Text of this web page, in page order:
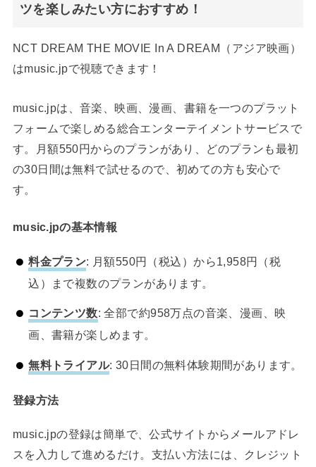
ツを楽しみたい方におすすめ！
NCT DREAM THE MOVIE In A DREAM（アジア映画）
はmusic.jpで視聴できます！
music.jpは、音楽、映画、漫画、書籍を一つのプラット
フォームで楽しめる総合エンターテイメントサービスで
す。月額550円からのプランがあり、どのプランも最初
の30日間は無料で試せるので、初めての方も安心で
す。
music.jpの基本情報
料金プラン: 月額550円（税込）から1,958円（税
込）まで複数のプランがあります。
コンテンツ数: 全部で約958万点の音楽、漫画、映
画、書籍が楽しめます。
無料トライアル: 30日間の無料体験期間があります。
登録方法
music.jpの登録は簡単で、公式サイトからメールアドレ
スを入力して進めるだけ。支払い方法には、クレジット